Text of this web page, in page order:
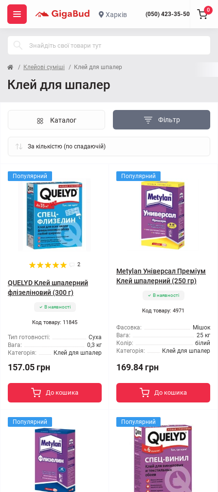
Харків (050) 423-35-50
0
Клейові суміші Клей для шпалер
Клей для шпалер
Фільтр
Каталог
Популярний
2
QUELYD Клей шпалерний
флізеліновий (300 г)
В наявності
Код товару: 11845
Тип готовності:
Суха
Вага:
0,3 кг
Категорія:
Клей для шпалер
157.05 грн
До кошика
Популярний
Metylan Універсал Преміум
Клей шпалерний (250 гр)
В наявності
Код товару: 4971
Фасовка:
Мішок
Вага:
25 кг
Колір:
білий
Категорія:
Клей для шпалер
169.84 грн
До кошика
Популярний Популярний